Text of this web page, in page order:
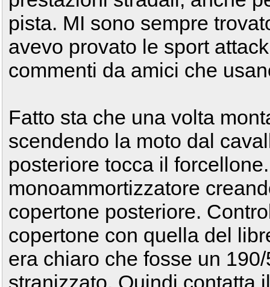
pista. MI sono sempre
avevo provato le sport
commenti da amici che
Fatto sta che una volta
scendendo la moto dal
posteriore tocca il
monoammortizzatore
copertone posteriore.
copertone con quella del
era chiaro che fosse un
stranizzato. Quindi contatta